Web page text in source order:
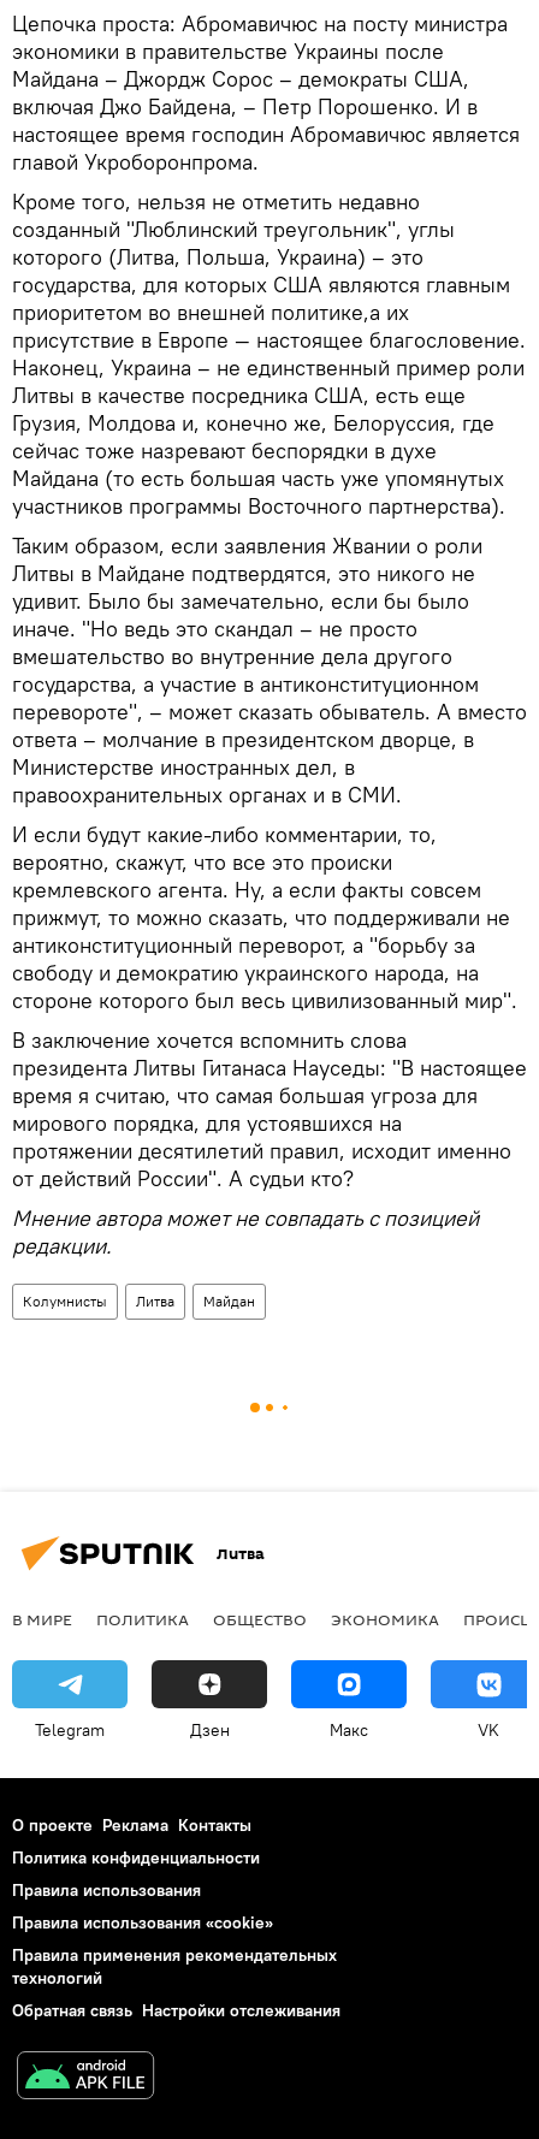
Цепочка проста: Абромавичюс на посту министра
экономики в правительстве Украины после
Майдана – Джордж Сорос – демократы США,
включая Джо Байдена, – Петр Порошенко. И в
настоящее время господин Абромавичюс является
главой Укроборонпрома.
Кроме того, нельзя не отметить недавно
созданный "Люблинский треугольник", углы
которого (Литва, Польша, Украина) – это
государства, для которых США являются главным
приоритетом во внешней политике,а их
присутствие в Европе — настоящее благословение.
Наконец, Украина – не единственный пример роли
Литвы в качестве посредника США, есть еще
Грузия, Молдова и, конечно же, Белоруссия, где
сейчас тоже назревают беспорядки в духе
Майдана (то есть большая часть уже упомянутых
участников программы Восточного партнерства).
Таким образом, если заявления Жвании о роли
Литвы в Майдане подтвердятся, это никого не
удивит. Было бы замечательно, если бы было
иначе. "Но ведь это скандал – не просто
вмешательство во внутренние дела другого
государства, а участие в антиконституционном
перевороте", – может сказать обыватель. А вместо
ответа – молчание в президентском дворце, в
Министерстве иностранных дел, в
правоохранительных органах и в СМИ.
И если будут какие-либо комментарии, то,
вероятно, скажут, что все это происки
кремлевского агента. Ну, а если факты совсем
прижмут, то можно сказать, что поддерживали не
антиконституционный переворот, а "борьбу за
свободу и демократию украинского народа, на
стороне которого был весь цивилизованный мир".
В заключение хочется вспомнить слова
президента Литвы Гитанаса Науседы: "В настоящее
время я считаю, что самая большая угроза для
мирового порядка, для устоявшихся на
протяжении десятилетий правил, исходит именно
от действий России". А судьи кто?
Мнение автора может не совпадать с позицией
редакции.
Колумнисты Литва Майдан
Литва
В МИРЕ ПОЛИТИКА ОБЩЕСТВО ЭКОНОМИКА
Telegram Дзен Макс VK
О проекте Реклама Контакты
Политика конфиденциальности
Правила использования
Правила использования «cookie»
Правила применения рекомендательных
технологий
Обратная связь Настройки отслеживания